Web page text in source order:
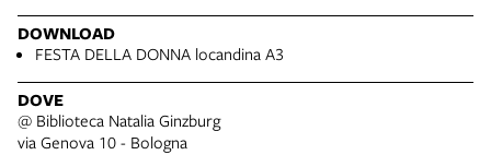
DOWNLOAD
FESTA DELLA DONNA locandina A3
DOVE
@ Biblioteca Natalia Ginzburg
via Genova 10 - Bologna